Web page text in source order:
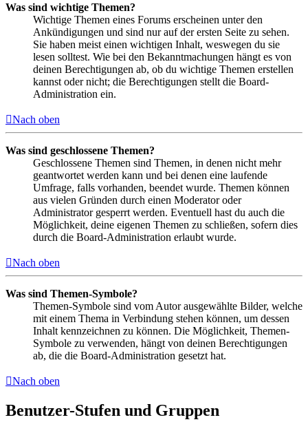
Was sind wichtige Themen?
Wichtige Themen eines Forums erscheinen unter den
Ankündigungen und sind nur auf der ersten Seite zu sehen.
Sie haben meist einen wichtigen Inhalt, weswegen du sie
lesen solltest. Wie bei den Bekanntmachungen hängt es von
deinen Berechtigungen ab, ob du wichtige Themen erstellen
kannst oder nicht; die Berechtigungen stellt die Board-
Administration ein.
Nach oben
Was sind geschlossene Themen?
Geschlossene Themen sind Themen, in denen nicht mehr
geantwortet werden kann und bei denen eine laufende
Umfrage, falls vorhanden, beendet wurde. Themen können
aus vielen Gründen durch einen Moderator oder
Administrator gesperrt werden. Eventuell hast du auch die
Möglichkeit, deine eigenen Themen zu schließen, sofern dies
durch die Board-Administration erlaubt wurde.
Nach oben
Was sind Themen-Symbole?
Themen-Symbole sind vom Autor ausgewählte Bilder, welche
mit einem Thema in Verbindung stehen können, um dessen
Inhalt kennzeichnen zu können. Die Möglichkeit, Themen-
Symbole zu verwenden, hängt von deinen Berechtigungen
ab, die die Board-Administration gesetzt hat.
Nach oben
Benutzer-Stufen und Gruppen